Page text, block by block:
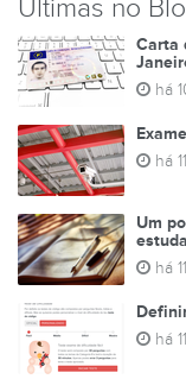
Últimas no
Carta
há
há
Um
há
há